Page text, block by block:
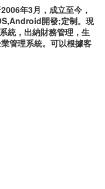
年3月，成立至今，
開發;定制。現
統，出納財務管理，生
管理系統。可以根據客